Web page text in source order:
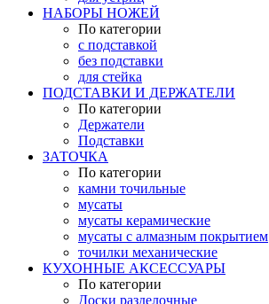
НАБОРЫ НОЖЕЙ
По категории
с подставкой
без подставки
для стейка
ПОДСТАВКИ И ДЕРЖАТЕЛИ
По категории
Держатели
Подставки
ЗАТОЧКА
По категории
камни точильные
мусаты
мусаты керамические
мусаты с алмазным покрытием
точилки механические
КУХОННЫЕ АКСЕССУАРЫ
По категории
Доски разделочные